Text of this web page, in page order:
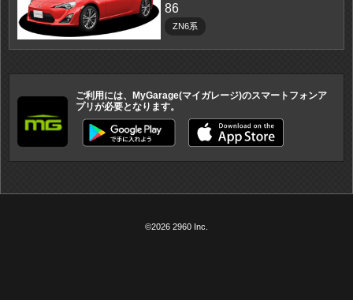
86
ZN6系
ご利用には、MyGarage(マイガレージ)のスマートフォンア
プリが必要となります。
©2026 2960 Inc.